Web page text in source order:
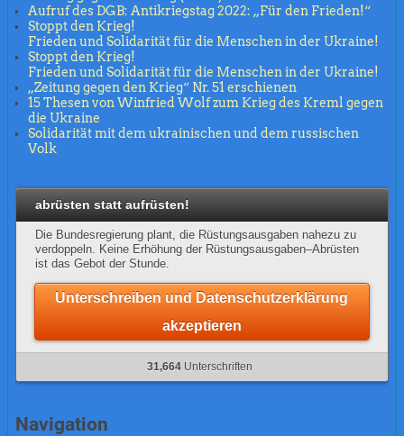
Aufruf des DGB: Antikriegstag 2022: „Für den Frieden!“
Stoppt den Krieg!
Frieden und Solidarität für die Menschen in der Ukraine!
Stoppt den Krieg!
Frieden und Solidarität für die Menschen in der Ukraine!
„Zeitung gegen den Krieg“ Nr. 51 erschienen
15 Thesen von Winfried Wolf zum Krieg des Kreml gegen
die Ukraine
Solidarität mit dem ukrainischen und dem russischen
Volk
abrüsten statt aufrüsten!
Die Bundesregierung plant, die Rüstungsausgaben nahezu zu
verdoppeln. Keine Erhöhung der Rüstungsausgaben–Abrüsten
ist das Gebot der Stunde.
Unterschreiben und Datenschutzerklärung
akzeptieren
31,664 Unterschriften
Navigation